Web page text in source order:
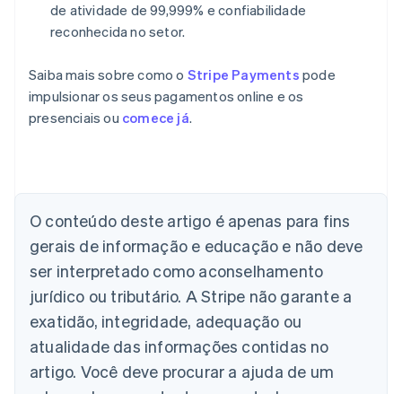
de atividade de 99,999% e confiabilidade
reconhecida no setor.
Saiba mais sobre como o Stripe Payments pode
impulsionar os seus pagamentos online e os
presenciais ou comece já.
O conteúdo deste artigo é apenas para fins
gerais de informação e educação e não deve
ser interpretado como aconselhamento
jurídico ou tributário. A Stripe não garante a
exatidão, integridade, adequação ou
atualidade das informações contidas no
artigo. Você deve procurar a ajuda de um
English
Áustria
Deutsch English
Bélgica
Nederlands Français
Brasil
Português English
Bulgária
Canadá
EnglishFrançais